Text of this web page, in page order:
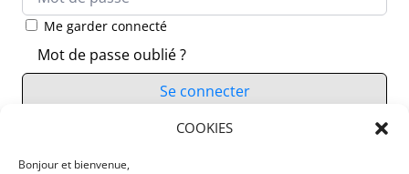
COOKIES
Bonjour et bienvenue,
Me garder connecté
Mot de passe oublié ?
Se connecter
Vous n’avez pas de compte ?